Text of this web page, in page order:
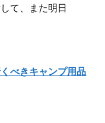
て、また明日
べきキャンプ用品